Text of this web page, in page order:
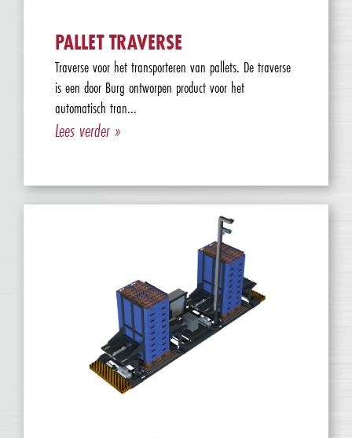
PALLET TRAVERSE
Traverse voor het transporteren van pallets. De traverse
is een door Burg ontworpen product voor het
automatisch tran...
Lees verder »